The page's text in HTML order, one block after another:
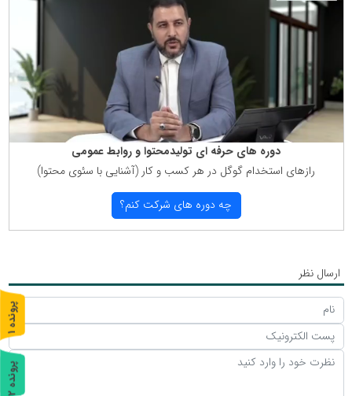
دوره های حرفه ای تولیدمحتوا و روابط عمومی
رازهای استخدام گوگل در هر كسب و كار (آشنایی با سئوی محتوا)
چه دوره های شركت كنم؟
ارسال نظر
پ
ر
و
ن
د
ه
1
پ
ر
و
ن
د
ه
2